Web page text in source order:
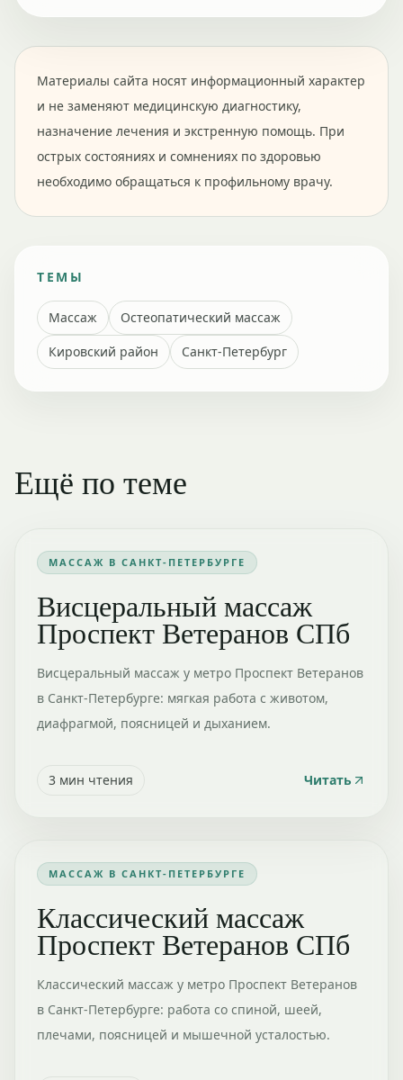
Материалы сайта носят информационный характер
и не заменяют медицинскую диагностику,
назначение лечения и экстренную помощь. При
острых состояниях и сомнениях по здоровью
необходимо обращаться к профильному врачу.
ТЕМЫ
Массаж
Остеопатический массаж
Кировский район
Санкт-Петербург
Ещё по теме
МАССАЖ В САНКТ-ПЕТЕРБУРГЕ
Висцеральный массаж
Проспект Ветеранов СПб
Висцеральный массаж у метро Проспект Ветеранов
в Санкт-Петербурге: мягкая работа с животом,
диафрагмой, поясницей и дыханием.
3 мин чтения Читать
МАССАЖ В САНКТ-ПЕТЕРБУРГЕ
Классический массаж
Проспект Ветеранов СПб
Классический массаж у метро Проспект Ветеранов
в Санкт-Петербурге: работа со спиной, шеей,
плечами, поясницей и мышечной усталостью.